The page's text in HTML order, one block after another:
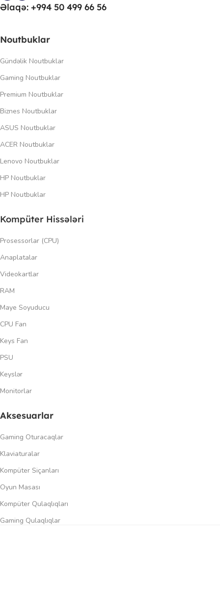
Əlaqə: +994 50 499 66 56
Noutbuklar
Gündəlik Noutbuklar
Gaming Noutbuklar
Premium Noutbuklar
Biznes Noutbuklar
ASUS Noutbuklar
ACER Noutbuklar
Lenovo Noutbuklar
HP Noutbuklar
HP Noutbuklar
Kompüter Hissələri
Prosessorlar (CPU)
Anaplatalar
Videokartlar
RAM
Maye Soyuducu
CPU Fan
Keys Fan
PSU
Keyslər
Monitorlar
Aksesuarlar
Gaming Oturacaqlar
Klaviaturalar
Kompüter Siçanları
Oyun Masası
Kompüter Qulaqlıqları
Gaming Qulaqlıqlar